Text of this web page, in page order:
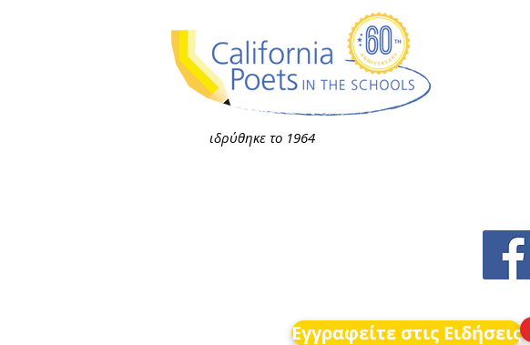
ιδρύθηκε το 1964
Εγγραφείτε στις Ειδήσεις